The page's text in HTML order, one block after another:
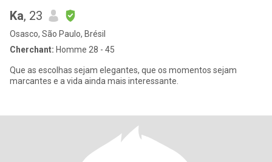
Ka, 23
Osasco, São Paulo, Brésil
Cherchant: Homme 28 - 45
Que as escolhas sejam elegantes, que os momentos sejam
marcantes e a vida ainda mais interessante.